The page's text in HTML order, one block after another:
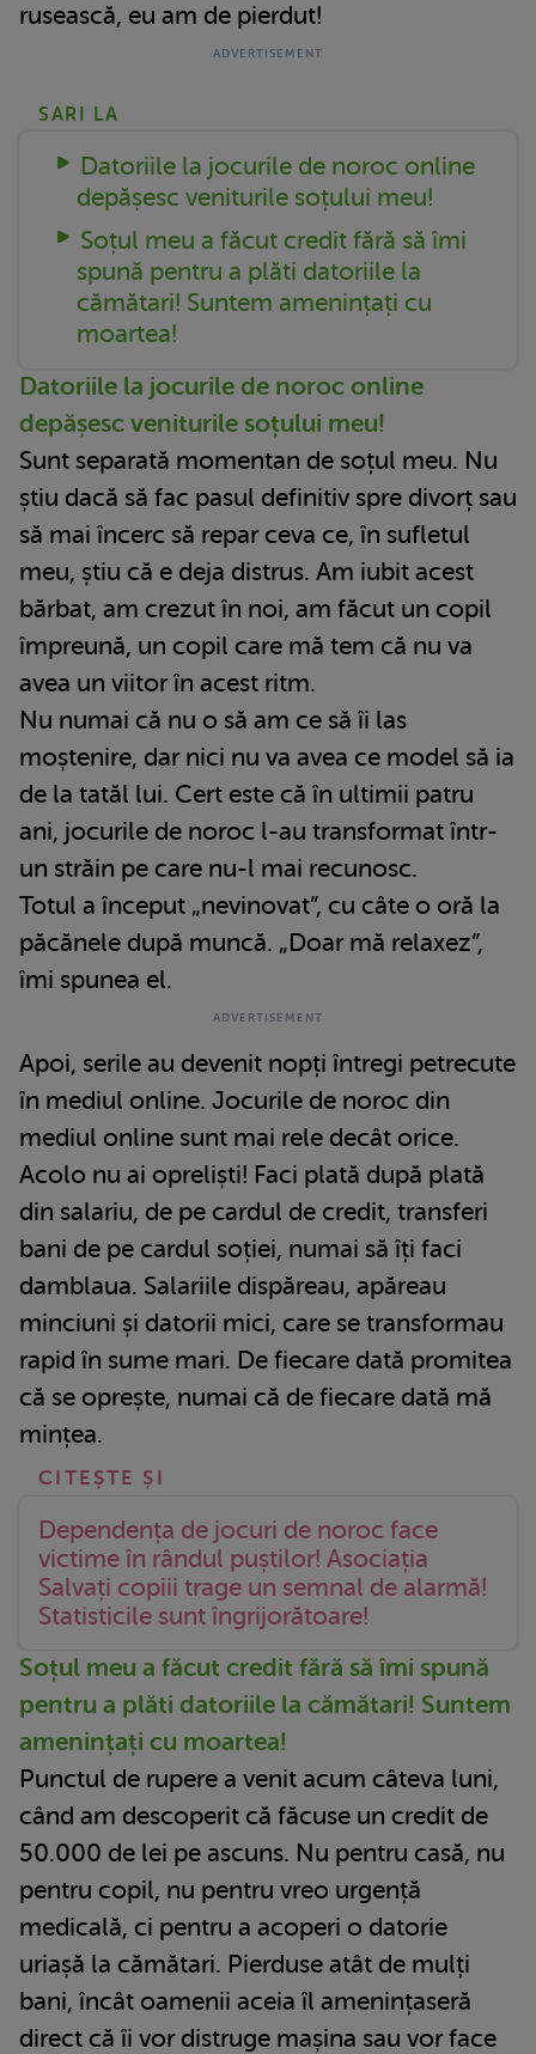
rusească, eu am de pierdut!
SARI LA
Datoriile la jocurile de noroc online
depășesc veniturile soțului meu!
Soțul meu a făcut credit fără să îmi
spună pentru a plăti datoriile la
cămătari! Suntem amenințați cu
moartea!
Datoriile la jocurile de noroc online
depășesc veniturile soțului meu!
Sunt separată momentan de soțul meu. Nu
știu dacă să fac pasul definitiv spre divorț sau
să mai încerc să repar ceva ce, în sufletul
meu, știu că e deja distrus. Am iubit acest
bărbat, am crezut în noi, am făcut un copil
împreună, un copil care mă tem că nu va
avea un viitor în acest ritm.
Nu numai că nu o să am ce să îi las
moștenire, dar nici nu va avea ce model să ia
de la tatăl lui. Cert este că în ultimii patru
ani, jocurile de noroc l-au transformat într-
un străin pe care nu-l mai recunosc.
Totul a început „nevinovat”, cu câte o oră la
păcănele după muncă. „Doar mă relaxez”,
îmi spunea el.
Apoi, serile au devenit nopți întregi petrecute
în mediul online. Jocurile de noroc din
mediul online sunt mai rele decât orice.
Acolo nu ai opreliști! Faci plată după plată
din salariu, de pe cardul de credit, transferi
bani de pe cardul soției, numai să îți faci
damblaua. Salariile dispăreau, apăreau
minciuni și datorii mici, care se transformau
rapid în sume mari. De fiecare dată promitea
că se oprește, numai că de fiecare dată mă
mințea.
Dependența de jocuri de noroc face
victime în rândul puștilor! Asociația
Salvați copiii trage un semnal de alarmă!
Statisticile sunt îngrijorătoare!
Soțul meu a făcut credit fără să îmi spună
pentru a plăti datoriile la cămătari! Suntem
amenințați cu moartea!
Punctul de rupere a venit acum câteva luni,
când am descoperit că făcuse un credit de
50.000 de lei pe ascuns. Nu pentru casă, nu
pentru copil, nu pentru vreo urgență
medicală, ci pentru a acoperi o datorie
uriașă la cămătari. Pierduse atât de mulți
bani, încât oamenii aceia îl amenințaseră
direct că îi vor distruge mașina sau vor face